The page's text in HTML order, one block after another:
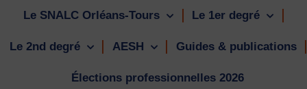
Le SNALC Orléans-Tours Le 1er degré
Le 2nd degré AESH Guides & publications
Élections professionnelles 2026